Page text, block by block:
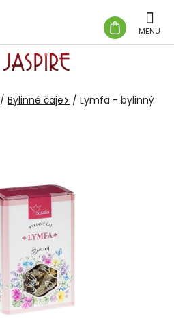
KOŠÍK
/ Bylinné čaje / Lymfa - bylinný